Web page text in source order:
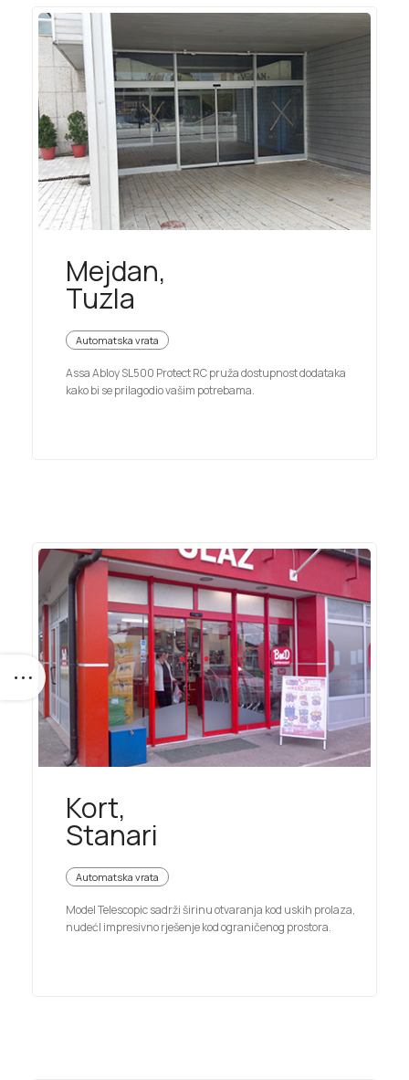
Mejdan,
Tuzla
Automatska vrata
Assa Abloy SL500 Protect RC pruža dostupnost dodataka
kako bi se prilagodio vašim potrebama.
Kort,
Stanari
Automatska vrata
Model Telescopic sadrži širinu otvaranja kod uskih prolaza,
nudećI impresivno rješenje kod ograničenog prostora.